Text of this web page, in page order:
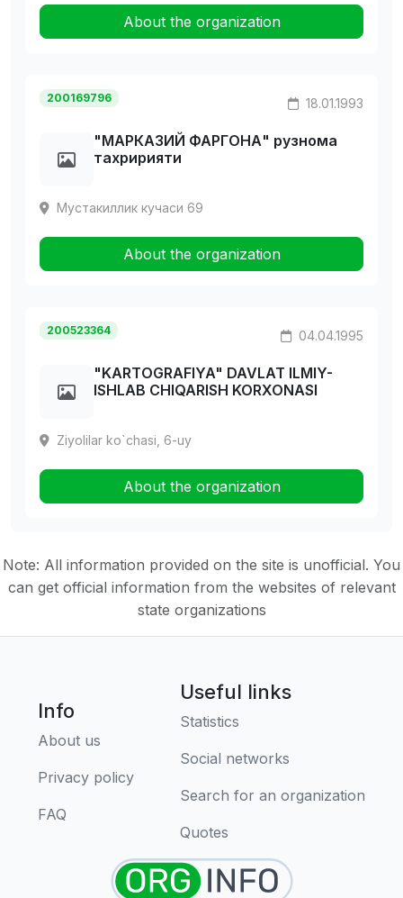
About the organization
200169796 18.01.1993
"МАРКАЗИЙ ФАРГОHА" рузнома
тахририяти
Мустакиллик кучаси 69
About the organization
200523364 04.04.1995
"KARTOGRAFIYA" DAVLAT ILMIY-
ISHLAB CHIQARISH KORXONASI
Ziyolilar ko`chasi, 6-uy
About the organization
Note: All information provided on the site is unofficial. You
can get official information from the websites of relevant
state organizations
Info
About us
Privacy policy
FAQ
Useful links
Statistics
Social networks
Search for an organization
Quotes